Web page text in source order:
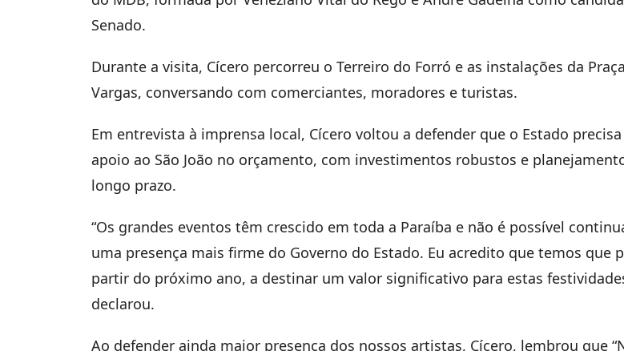
Senado.
Durante a visita, Cícero percorreu o Terreiro do Forró e as instalações da
Vargas, conversando com comerciantes, moradores e turistas.
Em entrevista à imprensa local, Cícero voltou a defender que o Estado
apoio ao São João no orçamento, com investimentos robustos e
longo prazo.
“Os grandes eventos têm crescido em toda a Paraíba e não é possível
uma presença mais firme do Governo do Estado. Eu acredito que temos que
partir do próximo ano, a destinar um valor significativo para estas
declarou.
Ao defender ainda maior presença dos nossos artistas, Cícero, lembrou que